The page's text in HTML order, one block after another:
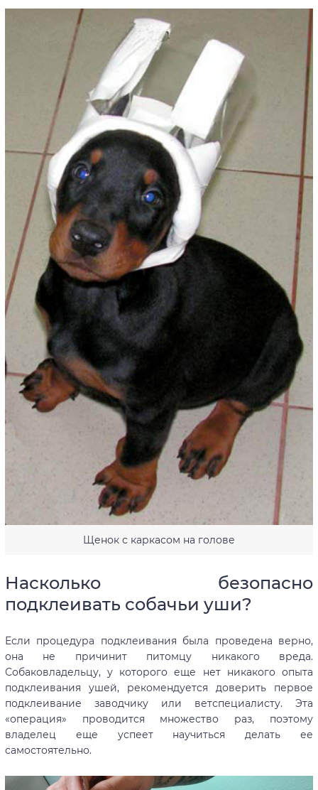
Щенок с каркасом на голове
Насколько безопасно
подклеивать собачьи уши?
Если процедура подклеивания была проведена верно,
она не причинит питомцу никакого вреда.
Собаковладельцу, у которого еще нет никакого опыта
подклеивания ушей, рекомендуется доверить первое
подклеивание заводчику или ветспециалисту. Эта
«операция» проводится множество раз, поэтому
владелец еще успеет научиться делать ее
самостоятельно.